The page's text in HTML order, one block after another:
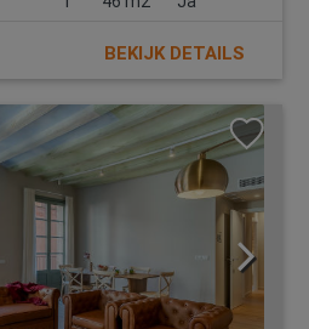
BEKIJK DETAILS